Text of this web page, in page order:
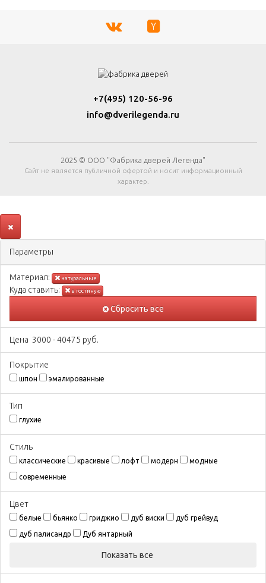
+7(495) 120-56-96
info@dverilegenda.ru
2025 © ООО "Фабрика дверей Легенда"
Сайт не является публичной офертой и носит информационный
характер.
Параметры
Материал: натуральные
Куда ставить: в гостиную
Сбросить все
Цена 3000 -40475 руб.
Покрытиe
шпон эмалированные
Тип
глухие
Стиль
классические красивые лофт модерн модные
современные
Цвeт
белые бьянко гриджио дуб виски дуб грейвуд
дуб палисандр Дуб янтарный
Показать все